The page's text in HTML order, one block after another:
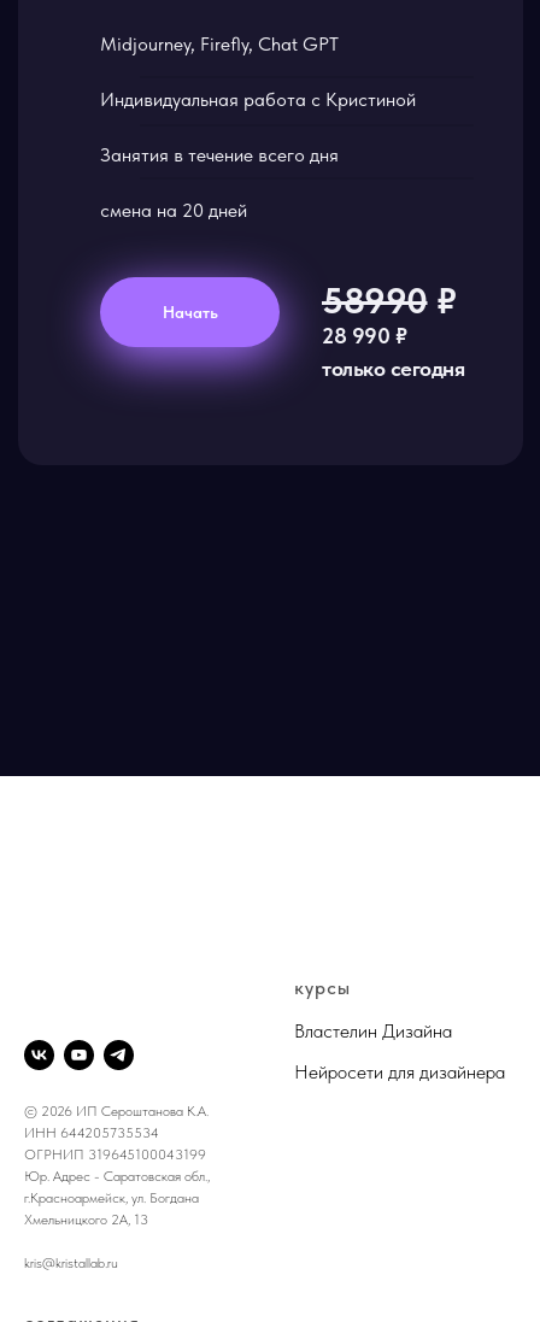
28 990 ₽
только сегодня
58990 ₽
Начать
Midjourney, Firefly, Chat GPT
Индивидуальная работа с Кристиной
Занятия в течение всего дня
смена на 20 дней
© 2026 ИП Сероштанова К.А.
ИНН 644205735534
ОГРНИП 319645100043199
Юр. Адрес - Саратовская обл.,
г.Красноармейск, ул. Богдана
Хмельницкого 2А, 13
kris@kristallab.ru
курсы
Властелин Дизайна
Нейросети для дизайнера